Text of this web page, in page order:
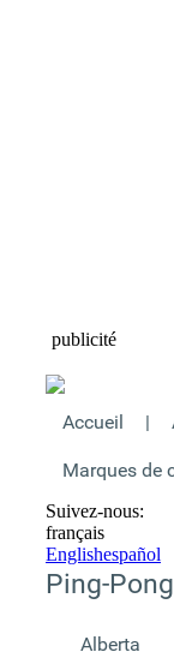
publicité
Accueil |
Marques de
Suivez-nous:
français
Englishespañol
Ping-
Alberta